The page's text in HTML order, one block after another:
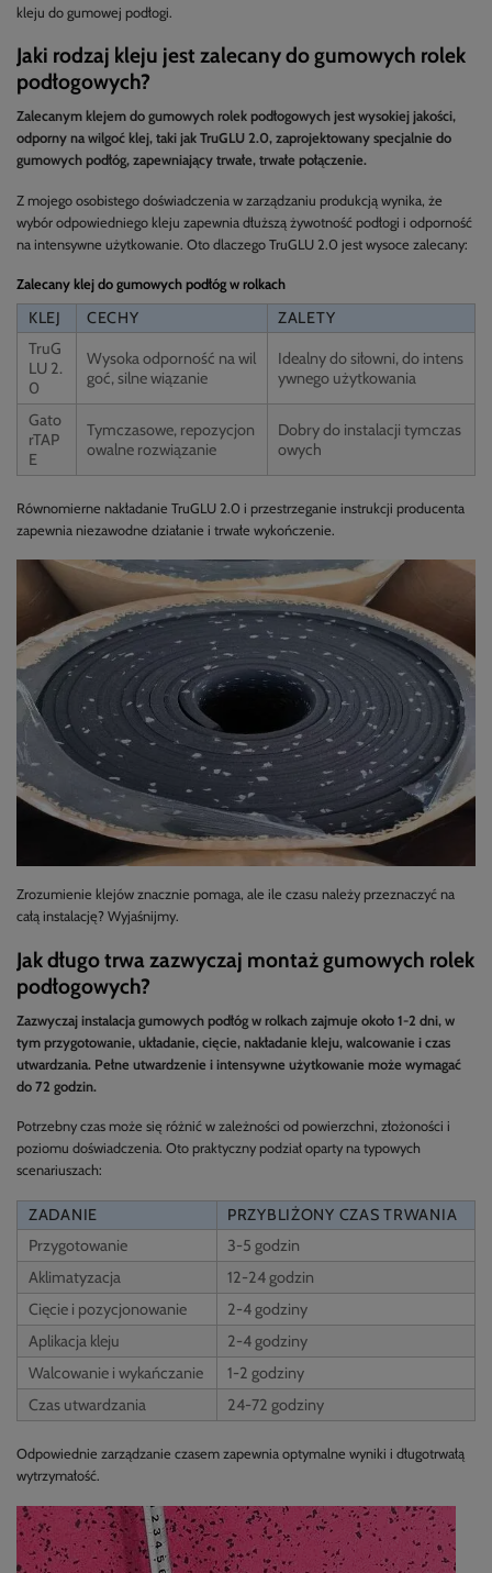
kleju do gumowej podłogi.
Jaki rodzaj kleju jest zalecany do gumowych rolek
podłogowych?
Zalecanym klejem do gumowych rolek podłogowych jest wysokiej jakości,
odporny na wilgoć klej, taki jak TruGLU 2.0, zaprojektowany specjalnie do
gumowych podłóg, zapewniający trwałe, trwałe połączenie.
Z mojego osobistego doświadczenia w zarządzaniu produkcją wynika, że
wybór odpowiedniego kleju zapewnia dłuższą żywotność podłogi i odporność
na intensywne użytkowanie. Oto dlaczego TruGLU 2.0 jest wysoce zalecany:
Zalecany klej do gumowych podłóg w rolkach
KLEJ CECHY
ZALETY
TruG
LU 2.
0
Wysoka odporność na wil
goć, silne wiązanie
Idealny do siłowni, do intens
ywnego użytkowania
Gato
rTAP
E
Tymczasowe, repozycjon
owalne rozwiązanie
Dobry do instalacji tymczas
owych
Równomierne nakładanie TruGLU 2.0 i przestrzeganie instrukcji producenta
zapewnia niezawodne działanie i trwałe wykończenie.
Zrozumienie klejów znacznie pomaga, ale ile czasu należy przeznaczyć na
całą instalację? Wyjaśnijmy.
Jak długo trwa zazwyczaj montaż gumowych rolek
podłogowych?
Zazwyczaj instalacja gumowych podłóg w rolkach zajmuje około 1-2 dni, w
tym przygotowanie, układanie, cięcie, nakładanie kleju, walcowanie i czas
utwardzania. Pełne utwardzenie i intensywne użytkowanie może wymagać
do 72 godzin.
Potrzebny czas może się różnić w zależności od powierzchni, złożoności i
poziomu doświadczenia. Oto praktyczny podział oparty na typowych
scenariuszach:
ZADANIE
PRZYBLIŻONY CZAS TRWANIA
Przygotowanie
3-5 godzin
Aklimatyzacja
12-24 godzin
Cięcie i pozycjonowanie
2-4 godziny
Aplikacja kleju
2-4 godziny
Walcowanie i wykańczanie
1-2 godziny
Czas utwardzania
24-72 godziny
Odpowiednie zarządzanie czasem zapewnia optymalne wyniki i długotrwałą
wytrzymałość.